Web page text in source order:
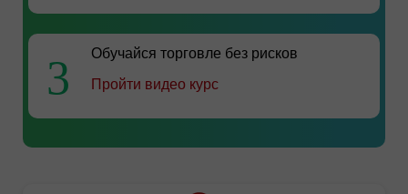
3
Обучайся торговле без рисков
Пройти видео курс